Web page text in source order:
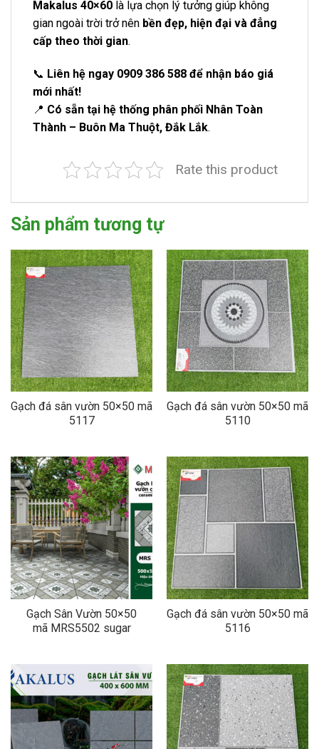
Makalus 40×60 là lựa chọn lý tưởng giúp không
gian ngoài trời trở nên bền đẹp, hiện đại và đẳng
cấp theo thời gian.
📞 Liên hệ ngay 0909 386 588 để nhận báo giá
mới nhất!
📍 Có sẵn tại hệ thống phân phối Nhân Toàn
Thành – Buôn Ma Thuột, Đắk Lắk.
Rate this product
Sản phẩm tương tự
Gạch đá sân vườn 50×50 mã
5117
Gạch đá sân vườn 50×50 mã
5110
Gạch Sân Vườn 50×50
mã MRS5502 sugar
Gạch đá sân vườn 50×50 mã
5116